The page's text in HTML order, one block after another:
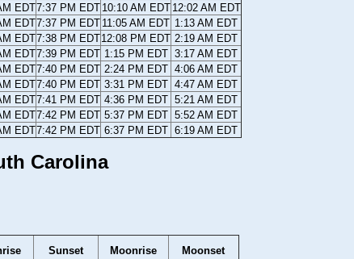
EDT7:37 PM EDT 10:10 AM EDT 12:02 AM EDT
EDT7:37 PM EDT 11:05 AM EDT 1:13 AM EDT
EDT7:38 PM EDT12:08 PM EDT 2:19 AM EDT
EDT7:39 PM EDT 1:15 PM EDT 3:17 AM EDT
EDT7:40 PM EDT 2:24 PM EDT 4:06 AM EDT
EDT7:40 PM EDT 3:31 PM EDT 4:47 AM EDT
EDT7:41 PM EDT 4:36 PM EDT 5:21 AM EDT
EDT7:42 PM EDT 5:37 PM EDT 5:52 AM EDT
EDT7:42 PM EDT 6:37 PM EDT 6:19 AM EDT
Carolina
Sunset Moonrise
Moonset